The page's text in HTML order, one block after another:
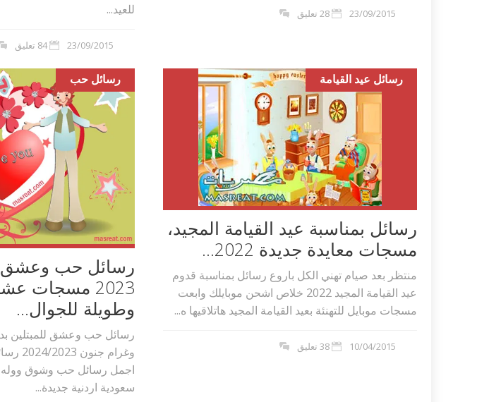
للعيد...
23/09/2015 84 تعليق
23/09/2015 28 تعليق
رسائل حب
رسائل حب وعشق
2023 مسجات
وطويلة للجوال...
رسائل حب وعشق للمبتلين
وغرام
اجمل رسائل حب وشوق ووله
سعودية اردنية جديدة...
رسائل عيد القيامة
رسائل بمناسبة عيد القيامة المجيد،
مسجات معايدة جديدة 2022...
منتظر بعد صيام تهني الكل باروع رسائل بمناسبة قدوم
عيد القيامة المجيد 2022 خلاص اشحن موبايلك وابعت
مسجات موبايل للتهنئة بعيد القيامة المجيد هاتلاقيها ه...
10/04/2015 38 تعليق